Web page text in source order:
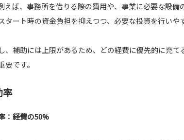
えば、事務所を借りる際の費用や、事業に必要な設
タート時の資金負担を抑えつつ、必要な投資を行いや
、補助には上限があるため、どの経費に優先的に充
要です。
率
：経費の50%